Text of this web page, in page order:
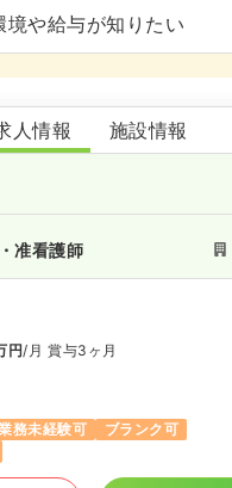
境や給与が知りたい
機能ホーム Gracefulゆいしん
人情報 施設情報
准看護師
円/月 賞与3ヶ月
務未経験可
ブランク可